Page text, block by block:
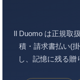
Il Duomo は正規取
積・請求書払い(
し、記憶に残る贈